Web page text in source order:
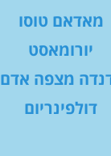
מאדאם טוסו
יורומאסט
מצפה אדם
דולפינריום